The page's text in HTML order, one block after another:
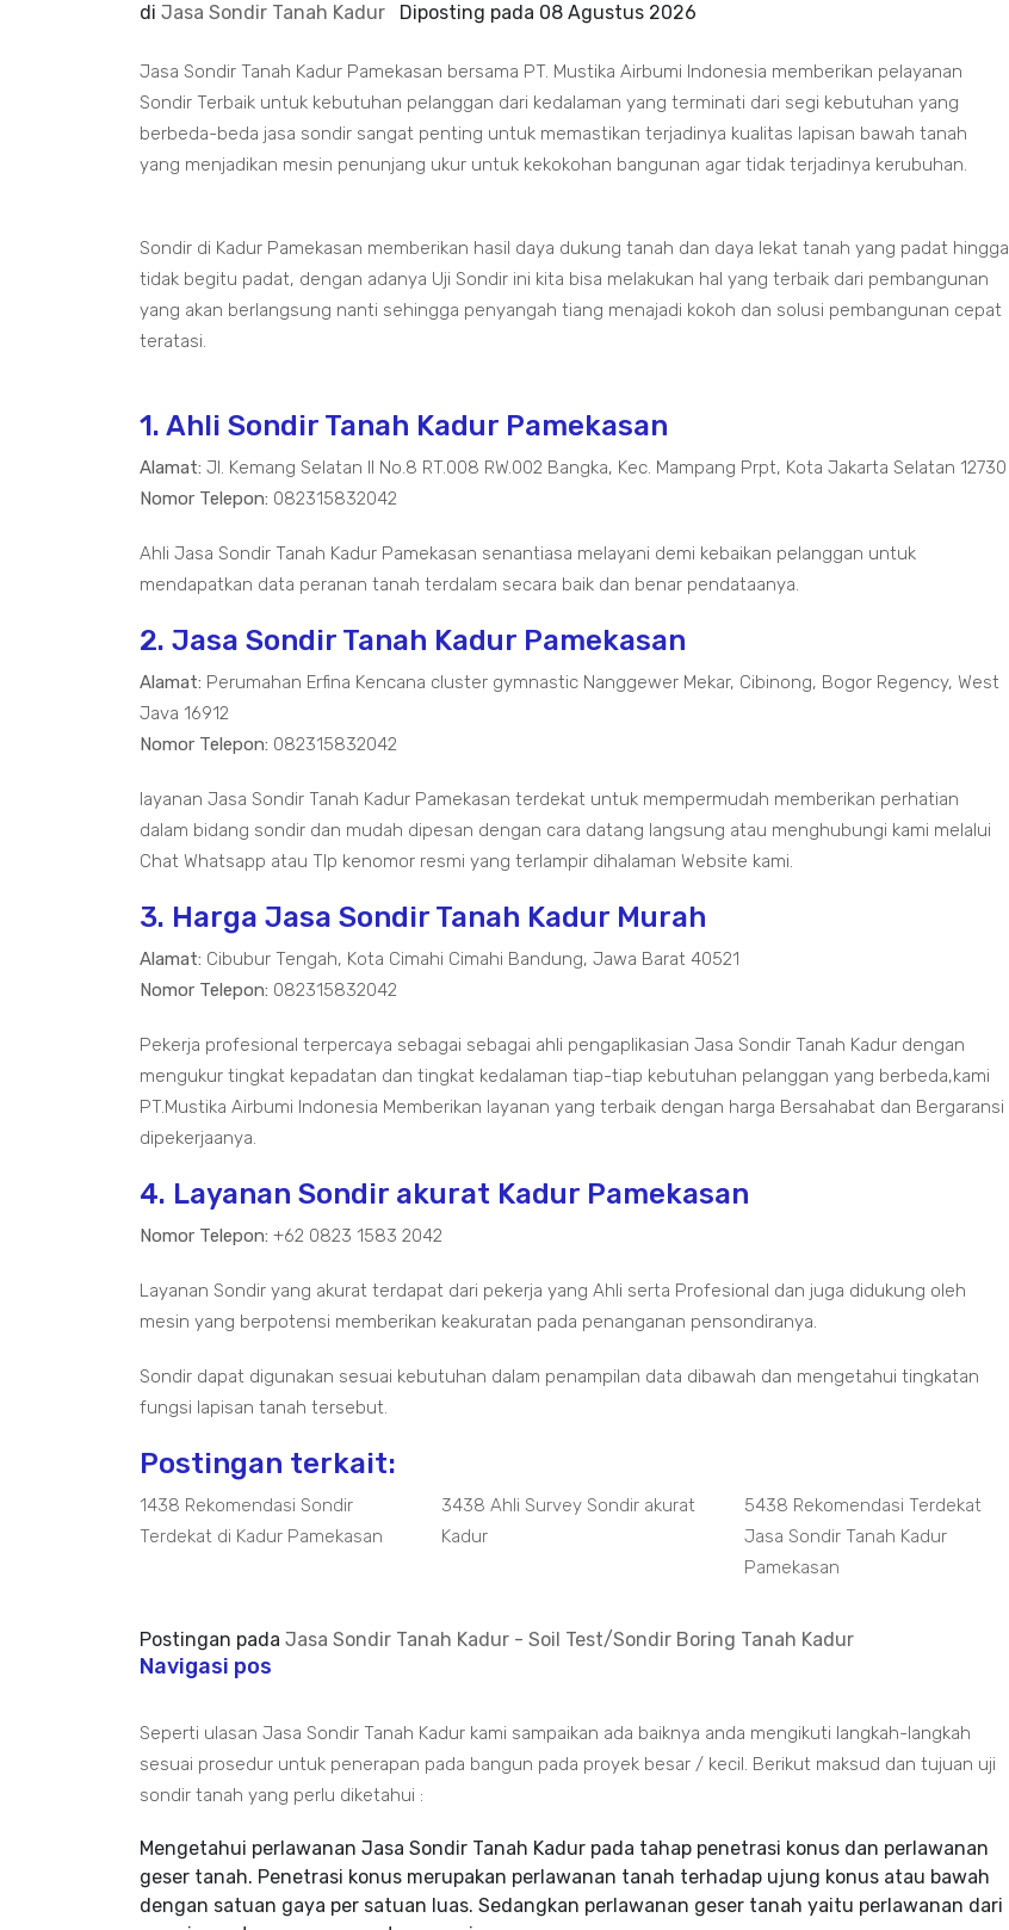
di Jasa Sondir Tanah Kadur Diposting pada 08 Agustus 2026
Jasa Sondir Tanah Kadur Pamekasan bersama PT. Mustika Airbumi Indonesia memberikan pelayanan
Sondir Terbaik untuk kebutuhan pelanggan dari kedalaman yang terminati dari segi kebutuhan yang
berbeda-beda jasa sondir sangat penting untuk memastikan terjadinya kualitas lapisan bawah tanah
yang menjadikan mesin penunjang ukur untuk kekokohan bangunan agar tidak terjadinya kerubuhan.
Sondir di Kadur Pamekasan memberikan hasil daya dukung tanah dan daya lekat tanah yang padat hingga
tidak begitu padat, dengan adanya Uji Sondir ini kita bisa melakukan hal yang terbaik dari pembangunan
yang akan berlangsung nanti sehingga penyangah tiang menajadi kokoh dan solusi pembangunan cepat
teratasi.
1. Ahli Sondir Tanah Kadur Pamekasan
Alamat: Jl. Kemang Selatan II No.8 RT.008 RW.002 Bangka, Kec. Mampang Prpt, Kota Jakarta Selatan 12730
Nomor Telepon: 082315832042
Ahli Jasa Sondir Tanah Kadur Pamekasan senantiasa melayani demi kebaikan pelanggan untuk
mendapatkan data peranan tanah terdalam secara baik dan benar pendataanya.
2. Jasa Sondir Tanah Kadur Pamekasan
Alamat: Perumahan Erfina Kencana cluster gymnastic Nanggewer Mekar, Cibinong, Bogor Regency, West
Java 16912
Nomor Telepon: 082315832042
layanan Jasa Sondir Tanah Kadur Pamekasan terdekat untuk mempermudah memberikan perhatian
dalam bidang sondir dan mudah dipesan dengan cara datang langsung atau menghubungi kami melalui
Chat Whatsapp atau Tlp kenomor resmi yang terlampir dihalaman Website kami.
3. Harga Jasa Sondir Tanah Kadur Murah
Alamat: Cibubur Tengah, Kota Cimahi Cimahi Bandung, Jawa Barat 40521
Nomor Telepon: 082315832042
Pekerja profesional terpercaya sebagai sebagai ahli pengaplikasian Jasa Sondir Tanah Kadur dengan
mengukur tingkat kepadatan dan tingkat kedalaman tiap-tiap kebutuhan pelanggan yang berbeda,kami
PT.Mustika Airbumi Indonesia Memberikan layanan yang terbaik dengan harga Bersahabat dan Bergaransi
dipekerjaanya.
4. Layanan Sondir akurat Kadur Pamekasan
Nomor Telepon: +62 0823 1583 2042
Layanan Sondir yang akurat terdapat dari pekerja yang Ahli serta Profesional dan juga didukung oleh
mesin yang berpotensi memberikan keakuratan pada penanganan pensondiranya.
Sondir dapat digunakan sesuai kebutuhan dalam penampilan data dibawah dan mengetahui tingkatan
fungsi lapisan tanah tersebut.
Postingan terkait:
1438 Rekomendasi Sondir
Terdekat di Kadur Pamekasan
3438 Ahli Survey Sondir akurat
Kadur
5438 Rekomendasi Terdekat
Jasa Sondir Tanah Kadur
Pamekasan
Postingan pada Jasa Sondir Tanah Kadur - Soil Test/Sondir Boring Tanah Kadur
Navigasi pos
Seperti ulasan Jasa Sondir Tanah Kadur kami sampaikan ada baiknya anda mengikuti langkah-langkah
sesuai prosedur untuk penerapan pada bangun pada proyek besar / kecil. Berikut maksud dan tujuan uji
sondir tanah yang perlu diketahui :
Mengetahui perlawanan Jasa Sondir Tanah Kadur pada tahap penetrasi konus dan perlawanan
geser tanah. Penetrasi konus merupakan perlawanan tanah terhadap ujung konus atau bawah
dengan satuan gaya per satuan luas. Sedangkan perlawanan geser tanah yaitu perlawanan dari